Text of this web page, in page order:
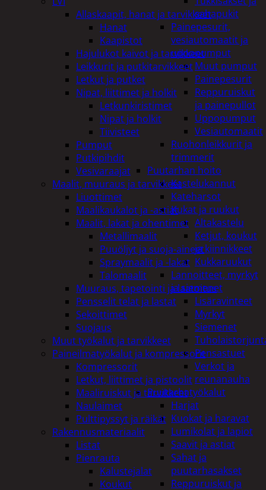
sahapukit
Painepesurit,
vesiautomaatit ja
uppopumput
Muut pumput
Painepesurit
Reppuruiskut
ja painepullot
Uppopumput
Vesiautomaatit
Ruohonleikkurit ja
trimmerit
Puutarhan hoito
Kastelukannut
Kateharsot
Kukat ja ruukut
Altakastelu
Ketjut, koukut
ja kiinnikkeet
Kukkaruukut
Lannoitteet, myrkyt
ja siemenet
Lisäravinteet
Myrkyt
Siemenet
Pensastuet
Verkot ja
reunanauha
Puutarhatyökalut
Harjat
Kuokat ja haravat
Lumikolat ja lapiot
Saavit ja astiat
Sahat ja
puutarhasakset
Reppuruiskut ja
Allaskaapit, hanat ja tarvikkeet
Hanat
Kaapistot
Hajulukot kaivot ja tarvikkeet
Leikkurit ja putkitarvikkeet
Letkut ja putket
Nipat, liittimet ja holkit
Letkunkiristimet
Nipat ja holkit
Tiivisteet
Pumput
Putkipihdit
Vesivaraajat
Maalit, muuraus ja tarvikkeet
Liuottimet
Maalikaukalot ja -astiat
Maalit, lakat ja ohentimet
Metallimaalit
Puuöljyt ja suoja-aineet
Spraymaalit ja -lakat
Talomaalit
Muuraus, tapetointi ja laatoitus
Pensselit telat ja lastat
Sekoittimet
Suojaus
Muut työkalut ja tarvikkeet
Paineilmatyökalut ja kompressorit
Kompressorit
Letkut, liittimet ja pistoolit
Maaliruiskut ja tarvikkeet
Naulaimet
Pulttipyssyt ja räikät
Rakennusmateriaalit
Listat
Pienrauta
Kalustejalat
Koukut